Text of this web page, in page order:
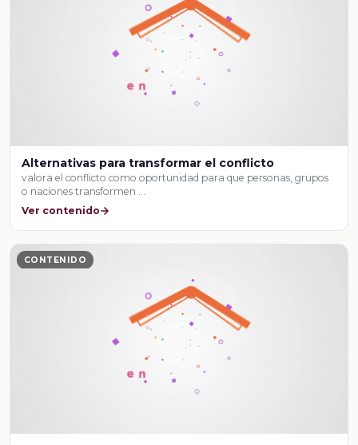
Alternativas para transformar el conflicto
valora el conflicto como oportunidad para que personas, grupos
o naciones transformen …
Ver contenido
CONTENIDO